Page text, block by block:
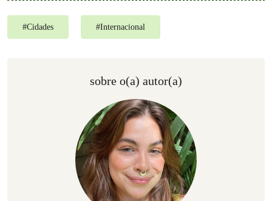
#Cidades #Internacional
sobre o(a) autor(a)